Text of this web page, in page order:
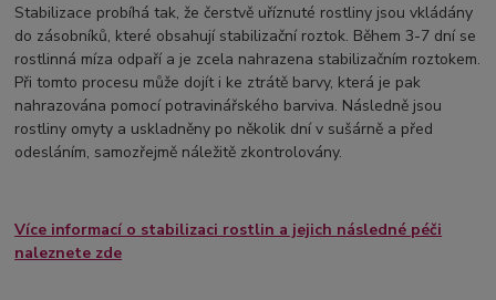
Stabilizace probíhá tak, že čerstvě uříznuté rostliny jsou vkládány
do zásobníků, které obsahují stabilizační roztok. Během 3-7 dní se
rostlinná míza odpaří a je zcela nahrazena stabilizačním roztokem.
Při tomto procesu může dojít i ke ztrátě barvy, která je pak
nahrazována pomocí potravinářského barviva. Následně jsou
rostliny omyty a uskladněny po několik dní v sušárně a před
odesláním, samozřejmě náležitě zkontrolovány.
Více informací o stabilizaci rostlin a jejich následné péči
naleznete zde